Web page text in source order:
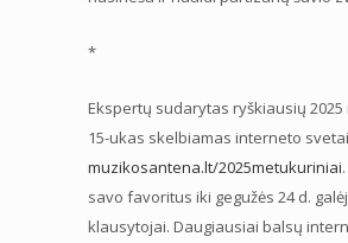
*
Ekspertų sudarytas ryškiausių
15-ukas skelbiamas interneto
muzikosantena.lt/2025metukuriniai
savo favoritus iki gegužės 24 d.
klausytojai. Daugiausiai balsų